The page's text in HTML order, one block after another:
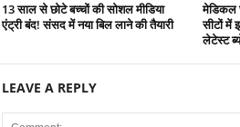
13 साल से छोटे बच्चों की सोशल मीडिया
एंट्री बंद! संसद में नया बिल लाने की तैयारी
मेडिकल
सीटों में
लेटेस्ट
LEAVE A REPLY